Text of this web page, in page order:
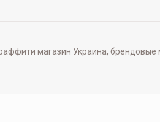
магазин Украина, брендовые